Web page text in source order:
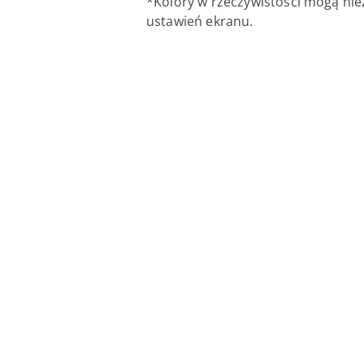
ustawień ekranu.